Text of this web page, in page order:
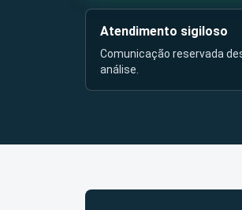
Atendimento sigiloso
Comunicação reservada
análise.